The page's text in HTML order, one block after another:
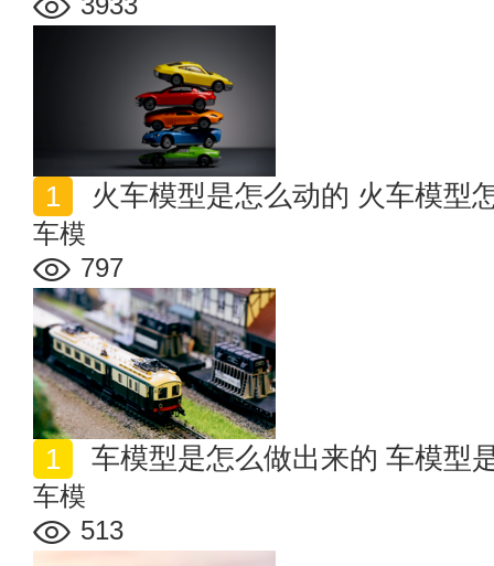
火车模型是怎么动的 火车模型
车模
797
车模型是怎么做出来的 车模型
车模
513